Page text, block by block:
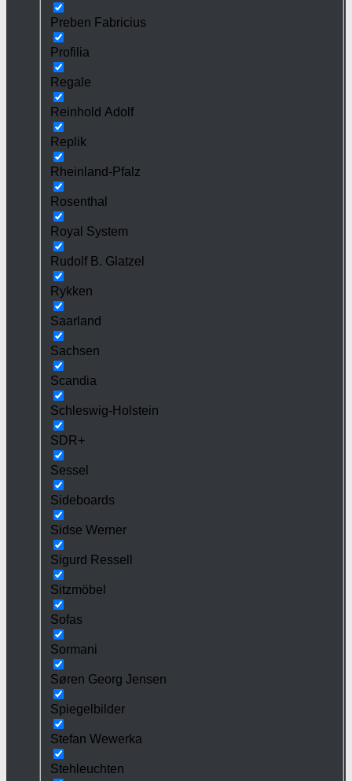
Preben Fabricius
Profilia
Regale
Reinhold Adolf
Replik
Rheinland-Pfalz
Rosenthal
Royal System
Rudolf B. Glatzel
Rykken
Saarland
Sachsen
Scandia
Schleswig-Holstein
SDR+
Sessel
Sideboards
Sidse Werner
Sigurd Ressell
Sitzmöbel
Sofas
Sormani
Søren Georg Jensen
Spiegelbilder
Stefan Wewerka
Stehleuchten